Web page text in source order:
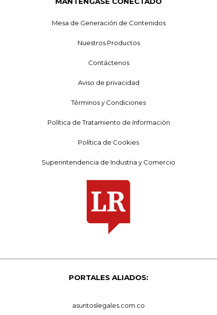
Mesa de Generación de Contenidos
Nuestros Productos
Contáctenos
Aviso de privacidad
Términos y Condiciones
Política de Tratamiento de Información
Política de Cookies
Superintendencia de Industria y Comercio
PORTALES ALIADOS:
asuntoslegales.com.co